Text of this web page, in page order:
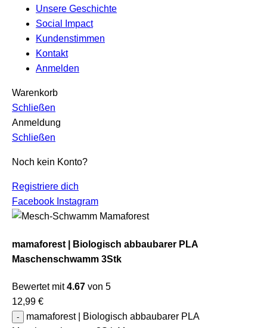
Unsere Geschichte
Social Impact
Kundenstimmen
Kontakt
Anmelden
Warenkorb
Schließen
Anmeldung
Schließen
Noch kein Konto?
Registriere dich
Facebook Instagram
mamaforest | Biologisch abbaubarer PLA
Maschenschwamm 3Stk
Bewertet mit4.67 von 5
12,99 €
mamaforest | Biologisch abbaubarer PLA